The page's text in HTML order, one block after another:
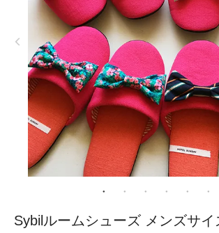
Sybilルームシューズ メンズサイ